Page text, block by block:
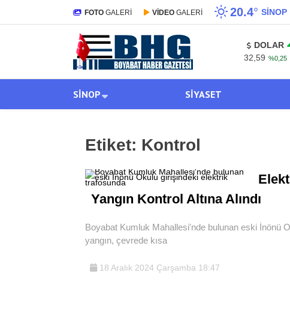
FOTO GALERİ VİDEO GALERİ 20.4° SINOP
DOLAR
32,59 %0,25
SINOP SIYASET
Etiket: Kontrol
Yangın Kontrol Altına Alındı
Boyabat Kumluk Mahallesi'nde bulunan eski İnönü
yangın, çevrede kısa
18 Aralık 2024 Çarşamba 18:47